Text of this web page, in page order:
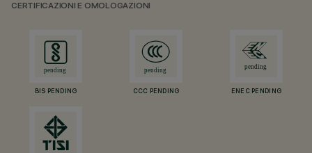
CERTIFICAZIONI E OMOLOGAZIONI
BIS PENDING CCC PENDING ENEC PENDING